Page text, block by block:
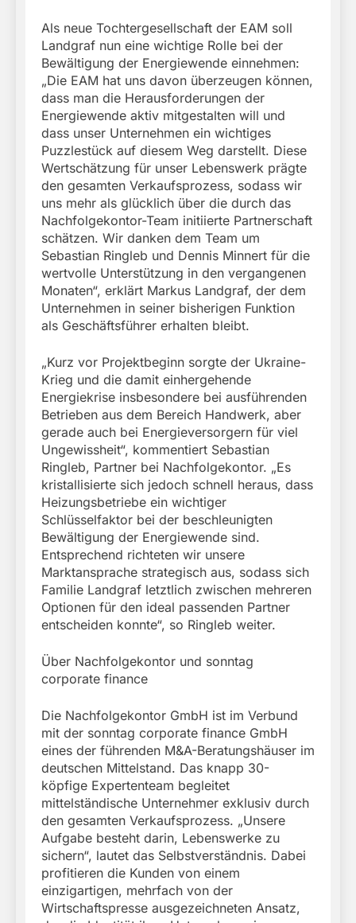
Als neue Tochtergesellschaft der EAM soll
Landgraf nun eine wichtige Rolle bei der
Bewältigung der Energiewende einnehmen:
„Die EAM hat uns davon überzeugen können,
dass man die Herausforderungen der
Energiewende aktiv mitgestalten will und
dass unser Unternehmen ein wichtiges
Puzzlestück auf diesem Weg darstellt. Diese
Wertschätzung für unser Lebenswerk prägte
den gesamten Verkaufsprozess, sodass wir
uns mehr als glücklich über die durch das
Nachfolgekontor-Team initiierte Partnerschaft
schätzen. Wir danken dem Team um
Sebastian Ringleb und Dennis Minnert für die
wertvolle Unterstützung in den vergangenen
Monaten“, erklärt Markus Landgraf, der dem
Unternehmen in seiner bisherigen Funktion
als Geschäftsführer erhalten bleibt.
„Kurz vor Projektbeginn sorgte der Ukraine-
Krieg und die damit einhergehende
Energiekrise insbesondere bei ausführenden
Betrieben aus dem Bereich Handwerk, aber
gerade auch bei Energieversorgern für viel
Ungewissheit“, kommentiert Sebastian
Ringleb, Partner bei Nachfolgekontor. „Es
kristallisierte sich jedoch schnell heraus, dass
Heizungsbetriebe ein wichtiger
Schlüsselfaktor bei der beschleunigten
Bewältigung der Energiewende sind.
Entsprechend richteten wir unsere
Marktansprache strategisch aus, sodass sich
Familie Landgraf letztlich zwischen mehreren
Optionen für den ideal passenden Partner
entscheiden konnte“, so Ringleb weiter.
Über Nachfolgekontor und sonntag
corporate finance
Die Nachfolgekontor GmbH ist im Verbund
mit der sonntag corporate finance GmbH
eines der führenden M&A-Beratungshäuser im
deutschen Mittelstand. Das knapp 30-
köpfige Expertenteam begleitet
mittelständische Unternehmer exklusiv durch
den gesamten Verkaufsprozess. „Unsere
Aufgabe besteht darin, Lebenswerke zu
sichern“, lautet das Selbstverständnis. Dabei
profitieren die Kunden von einem
einzigartigen, mehrfach von der
Wirtschaftspresse ausgezeichneten Ansatz,